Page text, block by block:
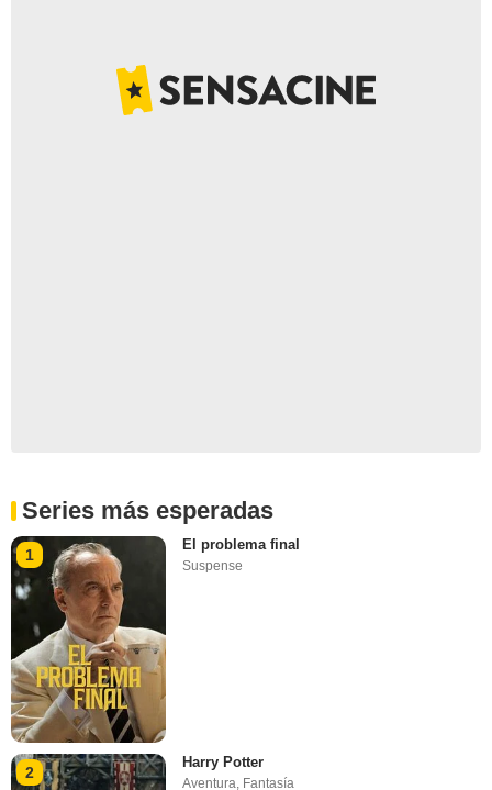
Series más esperadas
1
El problema final
Suspense
2
Harry Potter
Aventura, Fantasía